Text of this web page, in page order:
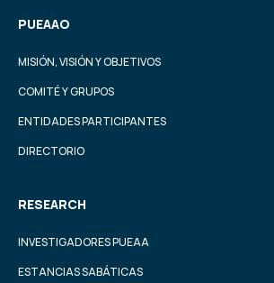
PUEAAO
MISIÓN, VISIÓN Y OBJETIVOS
COMITÉ Y GRUPOS
ENTIDADES PARTICIPANTES
DIRECTORIO
RESEARCH
INVESTIGADORES PUEAA
ESTANCIAS SABÁTICAS